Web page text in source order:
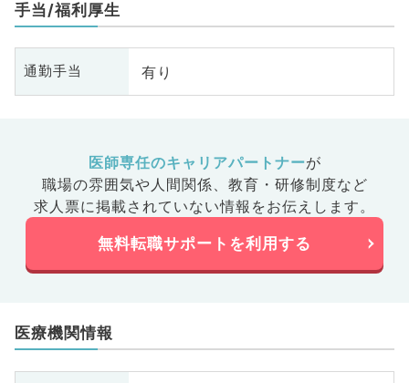
手当/福利厚生
通勤手当 有り
医師専任のキャリアパートナーが
職場の雰囲気や人間関係、 教育・研修制度など
求人票に掲載されていない情報をお伝えします。
無料転職サポートを利用する
医療機関情報